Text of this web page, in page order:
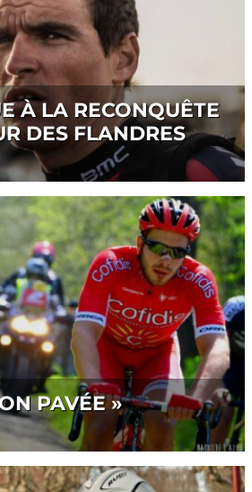
À LA RECONQUÊTE
DES FLANDRES
PAVÉE »